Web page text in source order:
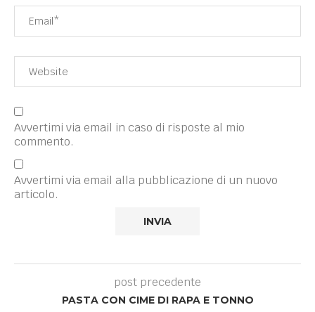
Avvertimi via email in caso di risposte al mio
commento.
Avvertimi via email alla pubblicazione di un nuovo
articolo.
post precedente
PASTA CON CIME DI RAPA E TONNO